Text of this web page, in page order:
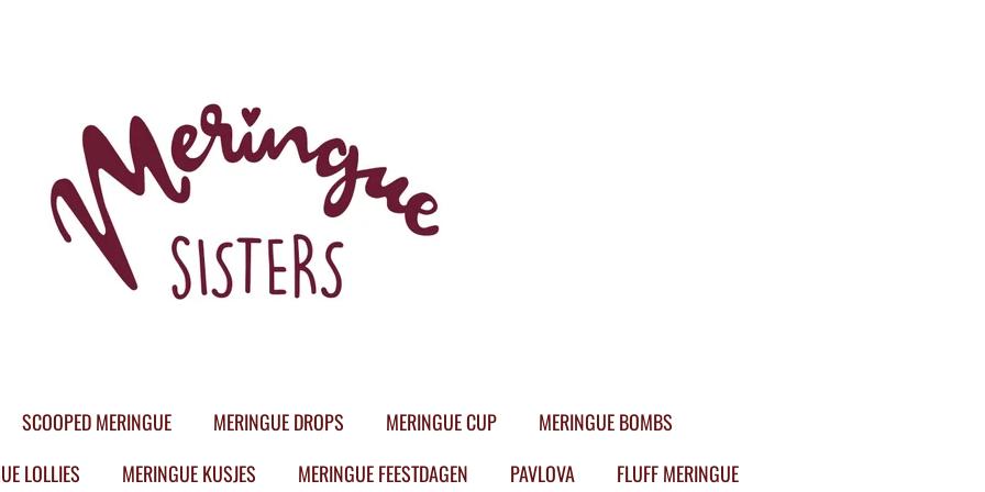
SCOOPED MERINGUE MERINGUE DROPS MERINGUE CUP
MERINGUE BOMBS
LOLLIES MERINGUE KUSJES MERINGUE FEESTDAGEN PAVLOVA
FLUFF MERINGUE